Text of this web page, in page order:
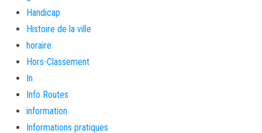
Handicap
Histoire de la ville
horaire
Hors-Classement
In
Info Routes
information
Informations pratiques